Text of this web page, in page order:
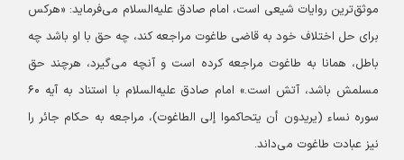
موثق‌ترین روایات شیعی است، امام صادق علیه‌السلام می‌فرماید: «هرکس
برای حل اختلاف خود به قاضی طاغوت مراجعه کند، چه حق با او باشد چه
باطل، همانا به طاغوت مراجعه کرده است و آنچه می‌گیرد، هرچند حق
مسلمش باشد، آتش است.» امام صادق علیه‌السلام با استناد به آیه ۶۰
سوره نساء (یریدون أن یتحاکموا إلی الطاغوت)، مراجعه به حکام جائر را
نیز عبادت طاغوت می‌داند.